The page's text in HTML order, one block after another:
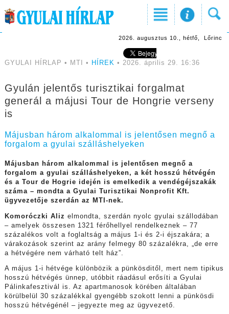
2026. augusztus 10., hétfő, Lőrinc
GYULAI HÍRLAP • MTI • HÍREK • 2026. április 29. 16:36
Gyulán jelentős turisztikai forgalmat
generál a májusi Tour de Hongrie verseny
is
Májusban három alkalommal is jelentősen megnő a
forgalom a gyulai szálláshelyeken
Májusban három alkalommal is jelentősen megnő a
forgalom a gyulai szálláshelyeken, a két hosszú hétvégén
és a Tour de Hogrie idején is emelkedik a vendégéjszakák
száma – mondta a Gyulai Turisztikai Nonprofit Kft.
ügyvezetője szerdán az MTI-nek.
Komoróczki Aliz elmondta, szerdán nyolc gyulai szállodában
– amelyek összesen 1321 férőhellyel rendelkeznek – 77
százalékos volt a foglaltság a május 1-i és 2-i éjszakára; a
várakozások szerint az arány felmegy 80 százalékra, „de erre
a hétvégére nem várható telt ház”.
A május 1-i hétvége különbözik a pünkösditől, mert nem tipikus
hosszú hétvégés ünnep, utóbbit ráadásul erősíti a Gyulai
Pálinkafesztivál is. Az apartmanosok körében általában
körülbelül 30 százalékkal gyengébb szokott lenni a pünkösdi
hosszú hétvégénél – jegyezte meg az ügyvezető.